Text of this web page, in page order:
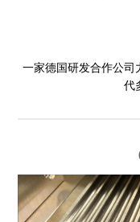
一家德国研发合作公司
代